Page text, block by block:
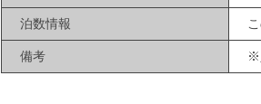
泊数情報
備考 ※